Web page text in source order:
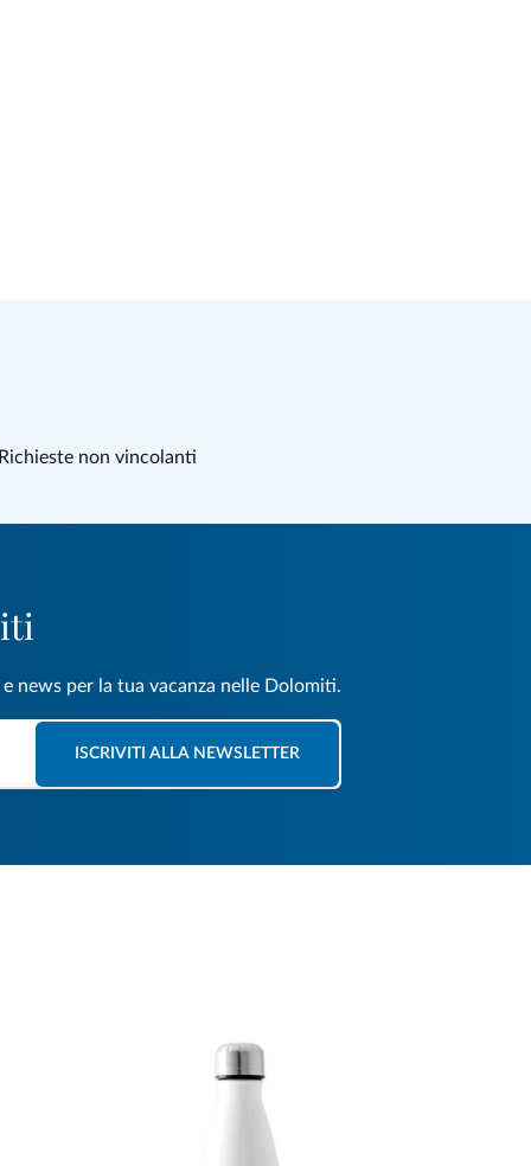
Richieste non vincolanti
news per la tua vacanza nelle Dolomiti.
ISCRIVITI ALLA NEWSLETTER